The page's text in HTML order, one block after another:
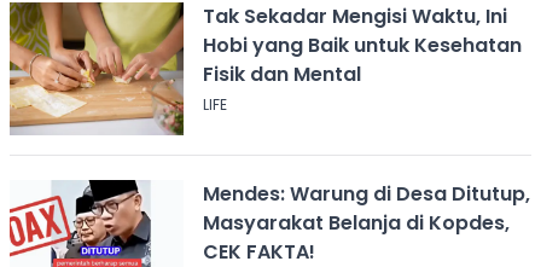
Tak Sekadar Mengisi Waktu, Ini
Hobi yang Baik untuk Kesehatan
Fisik dan Mental
LIFE
Mendes: Warung di Desa Ditutup,
Masyarakat Belanja di Kopdes,
CEK FAKTA!